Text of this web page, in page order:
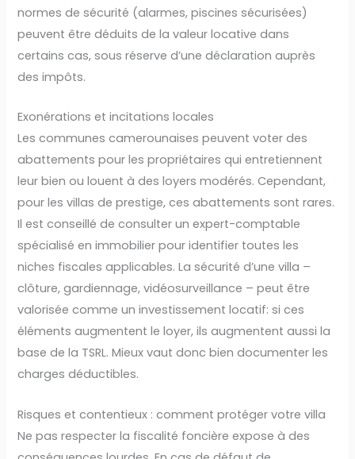
normes de sécurité (alarmes, piscines sécurisées)
peuvent être déduits de la valeur locative dans
certains cas, sous réserve d’une déclaration auprès
des impôts.
Exonérations et incitations locales
Les communes camerounaises peuvent voter des
abattements pour les propriétaires qui entretiennent
leur bien ou louent à des loyers modérés. Cependant,
pour les villas de prestige, ces abattements sont rares.
Il est conseillé de consulter un expert-comptable
spécialisé en immobilier pour identifier toutes les
niches fiscales applicables. La sécurité d’une villa –
clôture, gardiennage, vidéosurveillance – peut être
valorisée comme un investissement locatif: si ces
éléments augmentent le loyer, ils augmentent aussi la
base de la TSRL. Mieux vaut donc bien documenter les
charges déductibles.
Risques et contentieux : comment protéger votre villa
Ne pas respecter la fiscalité foncière expose à des